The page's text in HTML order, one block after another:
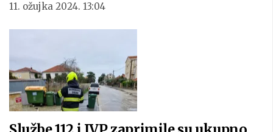
11. ožujka 2024. 13:04